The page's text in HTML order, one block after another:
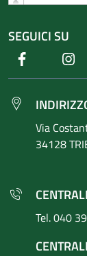
SEGUICI SU
Facebook
Via
34128
Tel. 040